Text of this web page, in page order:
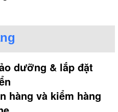
điện tử khỏi những tác
biệt chất liệu này có khả
tuyệt vời và thoát nhiệt
lực chịu nhiệt số 1 hiện
có khả năng chịu nhiệt
800 độ C và chịu lực tới
không sản sinh ra
dưỡng & lắp đặt
hàng và kiểm hàng